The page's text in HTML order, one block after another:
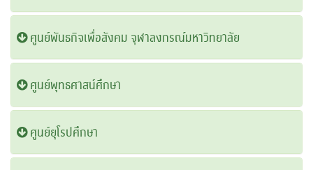
ศูนย์พันธกิจเพื่อสังคม จุฬาลงกรณ์มหาวิทยาลัย
ศูนย์พุทธศาสน์ศึกษา
ศูนย์ยุโรปศึกษา